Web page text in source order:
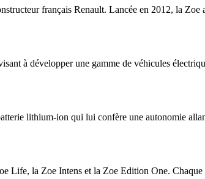
français Renault. Lancée en 2012, la
à développer une gamme de véhicules
lithium-ion qui lui confère une autonomie
Life, la Zoe Intens et la Zoe Edition One.